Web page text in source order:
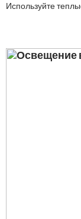
Используйте